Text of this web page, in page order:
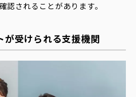
認されることがあります。
が受けられる支援機関